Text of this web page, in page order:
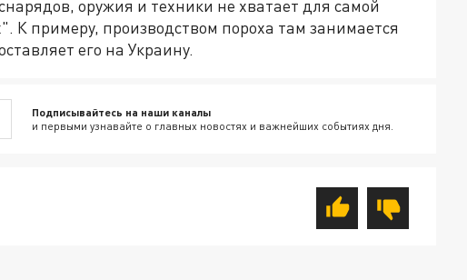
оружия и техники не хватает для самой
К примеру, производством пороха там занимается
его на Украину.
Подписывайтесь на наши каналы
и первыми узнавайте о главных новостях и важнейших событиях дня.